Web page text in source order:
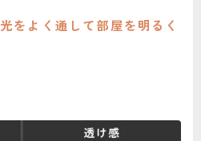
光をよく通して部屋を明るく